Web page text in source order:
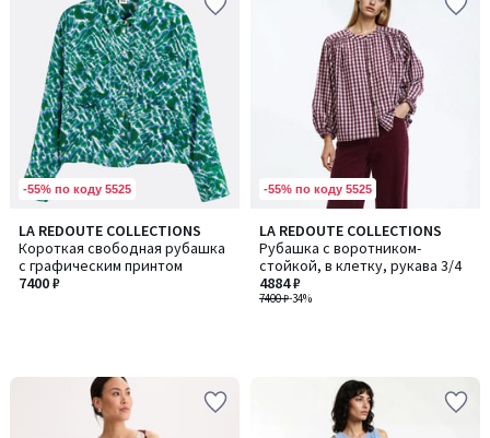
-55% по коду 5525
LA REDOUTE COLLECTIONS
Короткая свободная рубашка
с графическим принтом
7400 ₽
-55% по коду 5525
LA REDOUTE COLLECTIONS
Рубашка с воротником-
стойкой, в клетку, рукава 3/4
7400 ₽-34%
4884 ₽